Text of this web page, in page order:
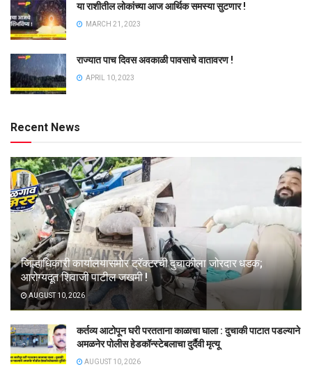
या राशीतील लोकांच्या आज आर्थिक समस्या सुटणार !
MARCH 21, 2023
राज्यात पाच दिवस अवकाळी पावसाचे वातावरण !
APRIL 10, 2023
Recent News
जिल्हाधिकारी कार्यालयासमोर ट्रॅक्टरची दुचाकीला जोरदार धडक;
आरोग्यदूत शिवाजी पाटील जखमी !
AUGUST 10, 2026
कर्तव्य आटोपून घरी परतताना काळाचा घाला : दुचाकी पाटात पडल्याने
अमळनेर पोलीस हेडकॉन्स्टेबलाचा दुर्दैवी मृत्यू
AUGUST 10, 2026